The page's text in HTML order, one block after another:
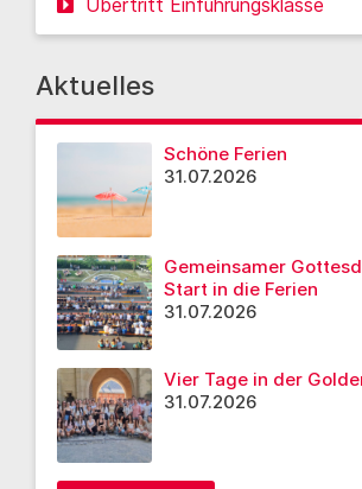
Aktuelles
Schöne Ferien
31.07.2026
Gemeinsamer
Start in die Ferien
31.07.2026
Vier Tage in der
31.07.2026